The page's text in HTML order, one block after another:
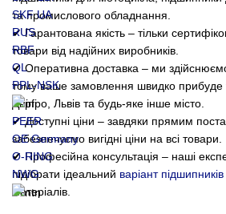
та промислового обладнання.
✔ Гарантована якість – тільки
товари від надійних виробників.
✔ Оперативна доставка – ми здійснюємо
тому ваше замовлення швидко прибуде
Дніпро, Львів та будь-яке інше місто.
✔ Доступні ціни – завдяки прямим
забезпечуємо вигідні ціни на всі товари.
✔ Професійна консультація – наші
підібрати ідеальний варіант підшипників
матеріалів.
SKF UA
RUS
RBF
QL
PPL-NSK
PEER
OE Germany
O-RING
NWG